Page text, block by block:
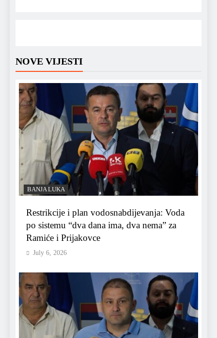
NOVE VIJESTI
BANJA LUKA
Restrikcije i plan vodosnabdijevanja: Voda
po sistemu “dva dana ima, dva nema” za
Ramiće i Prijakovce
July 6, 2026